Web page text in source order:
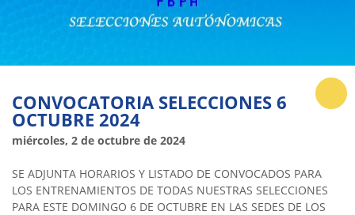
CONVOCATORIA SELECCIONES 6
OCTUBRE 2024
miércoles, 2 de octubre de 2024
SE ADJUNTA HORARIOS Y LISTADO DE CONVOCADOS PARA
LOS ENTRENAMIENTOS DE TODAS NUESTRAS SELECCIONES
PARA ESTE DOMINGO 6 DE OCTUBRE EN LAS SEDES DE LOS